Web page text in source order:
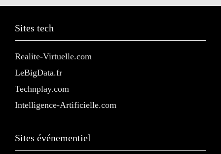
Sites tech
Realite-Virtuelle.com
LeBigData.fr
Technplay.com
Intelligence-Artificielle.com
Sites événementiel